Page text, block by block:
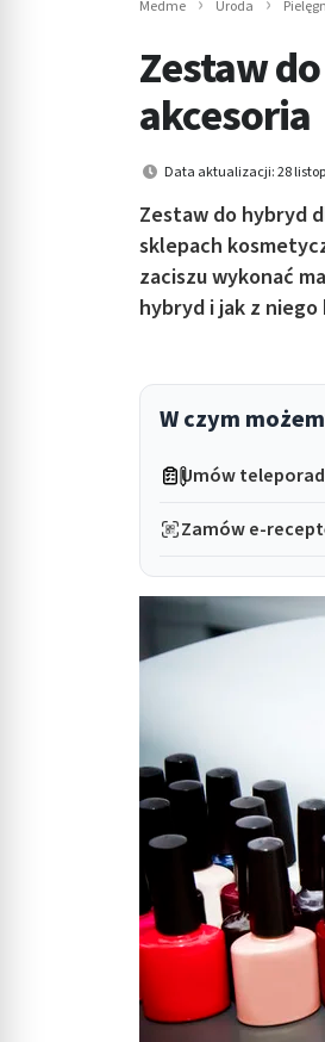
Medme Uroda
Zestaw
akcesoria
Data aktualizacji: 28
Zestaw do hybryd
sklepach
zaciszu wykonać
hybryd i jak z
W czym
Umów
Zamów e-